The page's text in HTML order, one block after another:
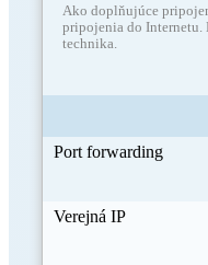
Ako doplňujúce
pripojenia do
technika.
Port forwarding
Verejná IP